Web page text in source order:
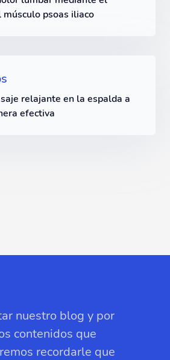
psoas iliaco
relajante en la espalda a
efectiva
nuestro blog y por
contenidos que
recordarle que